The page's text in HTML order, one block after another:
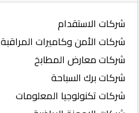
شركات الاستقدام
شركات الأمن وكاميرات المراقبة
شركات معارض المطابخ
شركات برك السباحة
شركات تكنولوجيا المعلومات